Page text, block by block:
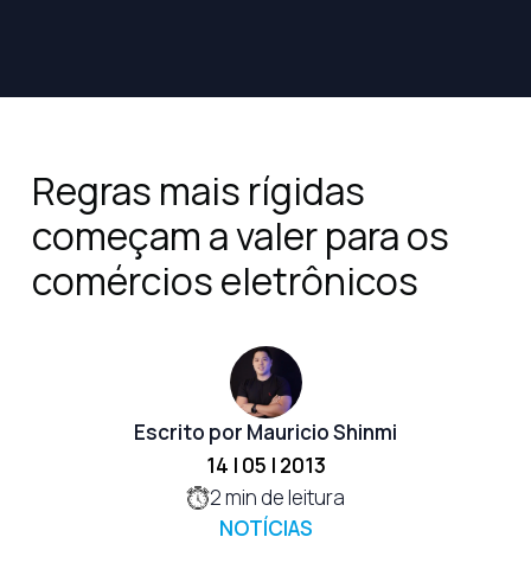
Regras mais rígidas
começam a valer para os
comércios eletrônicos
Escrito por Mauricio Shinmi
14 | 05 | 2013
2min de leitura
NOTÍCIAS